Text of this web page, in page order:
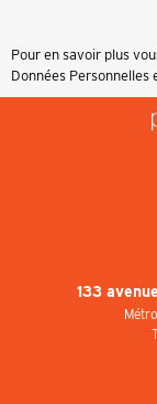
Pour en savoir plus
Données Personnelles
133